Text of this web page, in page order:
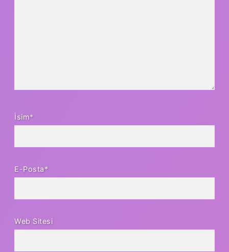
İsim*
E-Posta*
Web Sitesi